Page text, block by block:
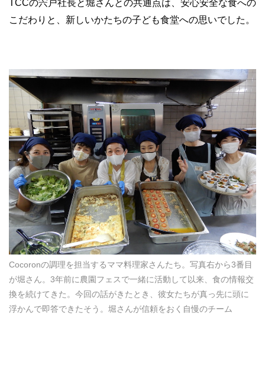
TCCの宍戸社長と堀さんとの共通点は、安心安全な食への
こだわりと、新しいかたちの子ども食堂への思いでした。
Cocoronの調理を担当するママ料理家さんたち。写真右から3番目
が堀さん。3年前に農園フェスで一緒に活動して以来、食の情報交
換を続けてきた。今回の話がきたとき、彼女たちが真っ先に頭に
浮かんで即答できたそう。堀さんが信頼をおく自慢のチーム